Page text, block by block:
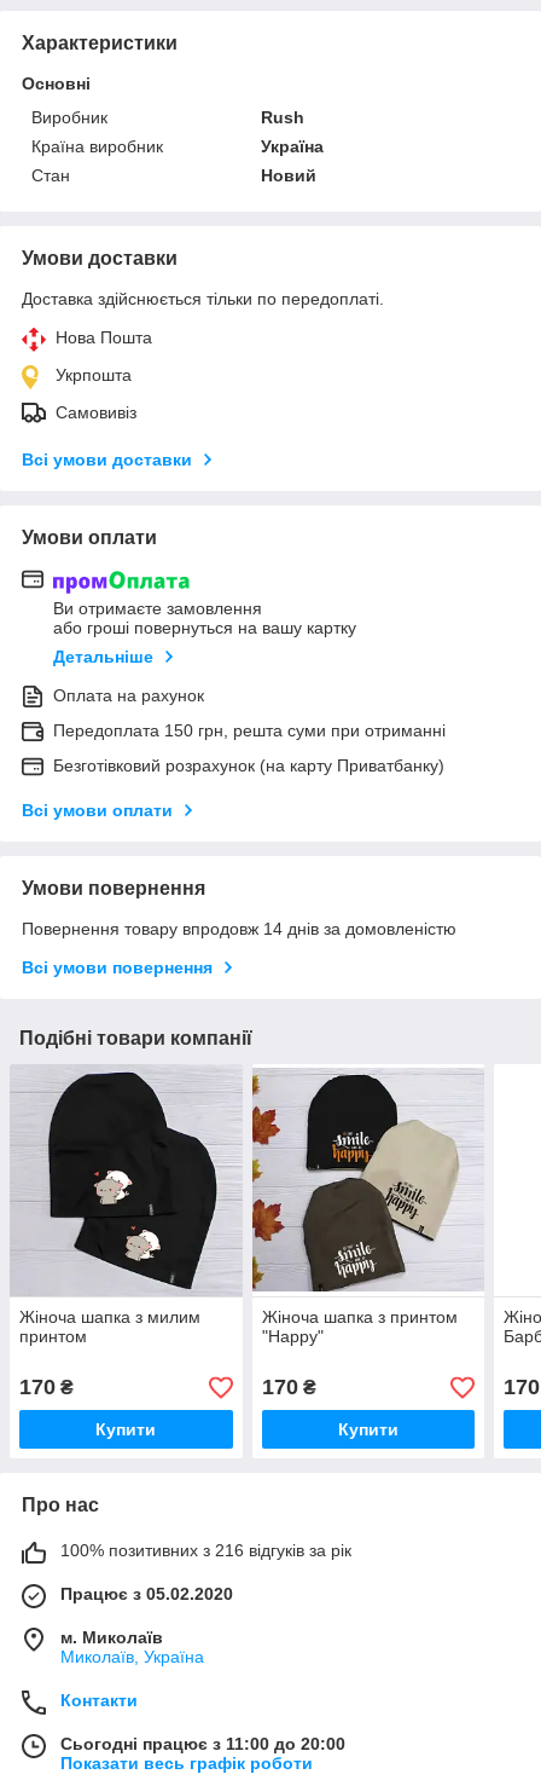
Характеристики
Основні
Виробник
Rush
Країна виробник
Україна
Стан
Новий
Умови доставки
Доставка здійснюється тільки по передоплаті.
Нова Пошта
Укрпошта
Самовивіз
Всі умови доставки
Умови оплати
Ви отримаєте замовлення
або гроші повернуться на вашу картку
Детальніше
Оплата на рахунок
Передоплата 150 грн, решта суми при отриманні
Безготівковий розрахунок (на карту Приватбанку)
Всі умови оплати
Умови повернення
Повернення товару впродовж 14 днів за домовленістю
Всі умови повернення
Подібні товари компанії
Жіноча шапка з милим
принтом
170 ₴
Купити
Жіноча шапка з принтом
"Happy"
170₴
Купити
170
Про нас
100% позитивних з 216 відгуків за рік
Працює з 05.02.2020
м. Миколаїв
Миколаїв, Україна
Контакти
Сьогодні працює з 11:00 до 20:00
Показати весь графік роботи